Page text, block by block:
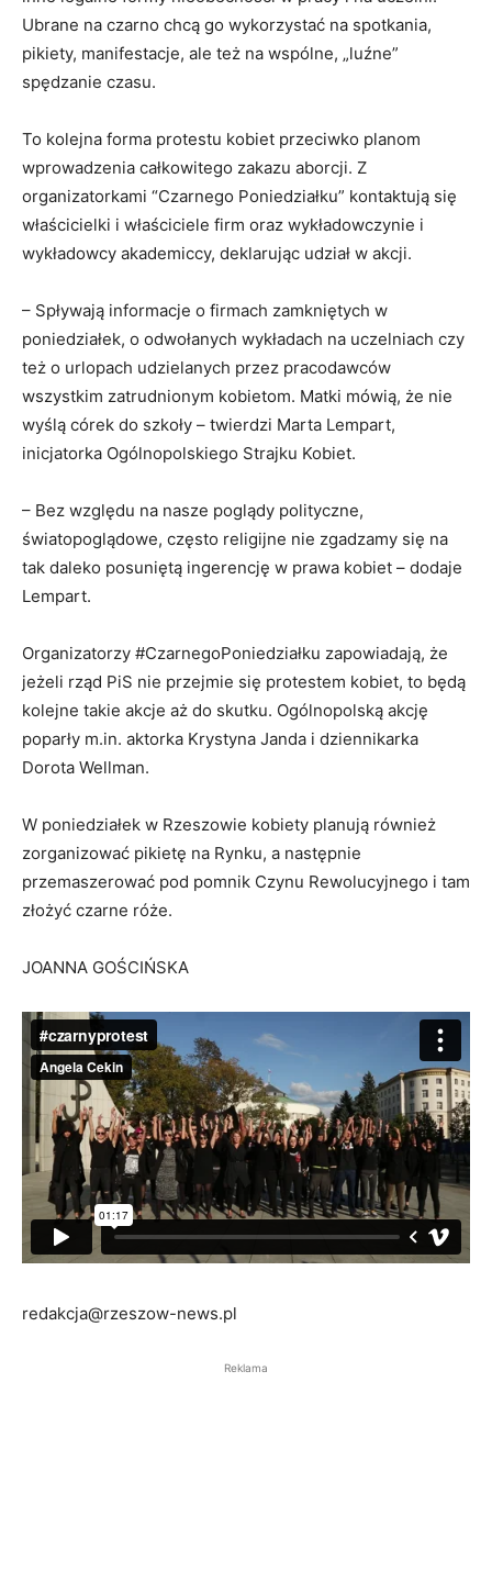
Ubrane na czarno chcą go wykorzystać na spotkania,
pikiety, manifestacje, ale też na wspólne, „luźne”
spędzanie czasu.
To kolejna forma protestu kobiet przeciwko planom
wprowadzenia całkowitego zakazu aborcji. Z
organizatorkami “Czarnego Poniedziałku” kontaktują się
właścicielki i właściciele firm oraz wykładowczynie i
wykładowcy akademiccy, deklarując udział w akcji.
– Spływają informacje o firmach zamkniętych w
poniedziałek, o odwołanych wykładach na uczelniach czy
też o urlopach udzielanych przez pracodawców
wszystkim zatrudnionym kobietom. Matki mówią, że nie
wyślą córek do szkoły – twierdzi Marta Lempart,
inicjatorka Ogólnopolskiego Strajku Kobiet.
– Bez względu na nasze poglądy polityczne,
światopoglądowe, często religijne nie zgadzamy się na
tak daleko posuniętą ingerencję w prawa kobiet – dodaje
Lempart.
Organizatorzy #CzarnegoPoniedziałku zapowiadają, że
jeżeli rząd PiS nie przejmie się protestem kobiet, to będą
kolejne takie akcje aż do skutku. Ogólnopolską akcję
poparły m.in. aktorka Krystyna Janda i dziennikarka
Dorota Wellman.
W poniedziałek w Rzeszowie kobiety planują również
zorganizować pikietę na Rynku, a następnie
przemaszerować pod pomnik Czynu Rewolucyjnego i tam
złożyć czarne róże.
JOANNA GOŚCIŃSKA
redakcja@rzeszow-news.pl
Reklama